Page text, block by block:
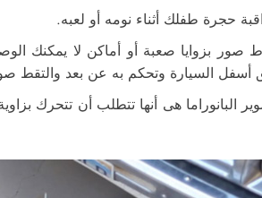
حجرة طفلك أثناء نومه أو لعبه.
صور بزوايا صعبة أو أماكن لا يمكنك
أسفل السيارة وتحكم به عن بعد والتقط
البانوراما هى أنها تتطلب أن تتحرك